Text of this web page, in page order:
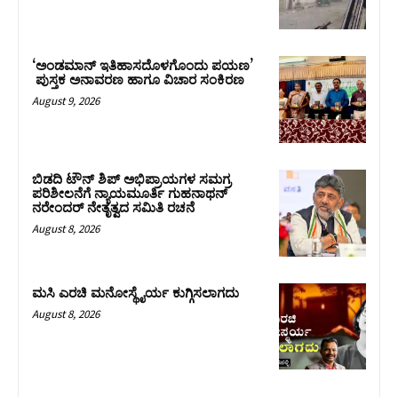
‘ಅಂಡಮಾನ್ ಇತಿಹಾಸದೊಳಗೊಂದು ಪಯಣ’
ಪುಸ್ತಕ ಅನಾವರಣ ಹಾಗೂ ವಿಚಾರ ಸಂಕಿರಣ
August 9, 2026
ಬಿಡದಿ ಟೌನ್ ಶಿಪ್ ಅಭಿಪ್ರಾಯಗಳ ಸಮಗ್ರ
ಪರಿಶೀಲನೆಗೆ ನ್ಯಾಯಮೂರ್ತಿ ಗುಹನಾಥನ್
ನರೇಂದರ್ ನೇತೃತ್ವದ ಸಮಿತಿ ರಚನೆ
August 8, 2026
ಮಸಿ ಎರಚಿ ಮನೋಸ್ಥೈರ್ಯ ಕುಗ್ಗಿಸಲಾಗದು
August 8, 2026